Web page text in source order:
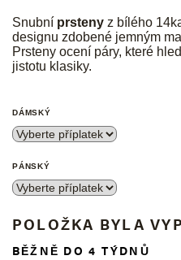
Snubní prsteny z bílého
designu zdobené jemným
Prsteny ocení páry, které
jistotu klasiky.
DÁMSKÝ
PÁNSKÝ
POLOŽKA BYLA
BĚŽNĚ DO 4 TÝDNŮ